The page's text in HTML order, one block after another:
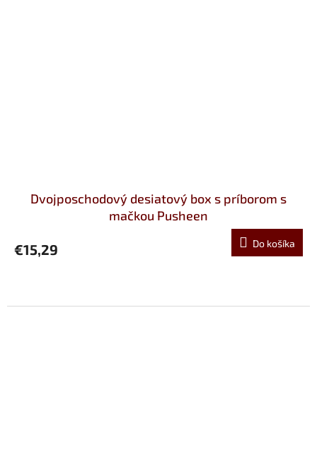
Dvojposchodový desiatový box s príborom s
mačkou Pusheen
€15,29 Do košíka